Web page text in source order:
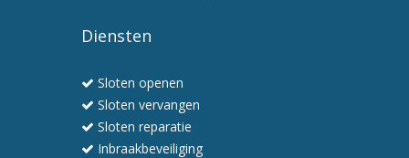
professioneel
Diensten
Sloten openen
Sloten vervangen
Sloten reparatie
Inbraakbeveiliging